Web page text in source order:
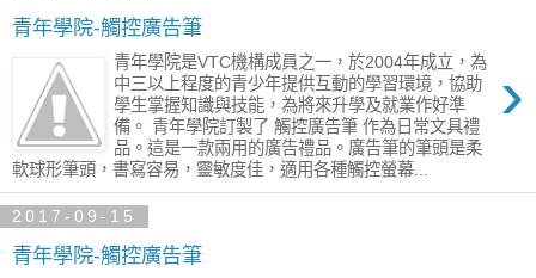
青年學院-觸控廣告筆
›
青年學院是VTC機構成員之一，於2004年成立，為
中三以上程度的青少年提供互動的學習環境，協助
學生掌握知識與技能，為將來升學及就業作好準
備。 青年學院訂製了 觸控廣告筆 作為日常文具禮
品。這是一款兩用的廣告禮品。廣告筆的筆頭是柔
軟球形筆頭，書寫容易，靈敏度佳，適用各種觸控螢幕...
2017-09-15
青年學院-觸控廣告筆